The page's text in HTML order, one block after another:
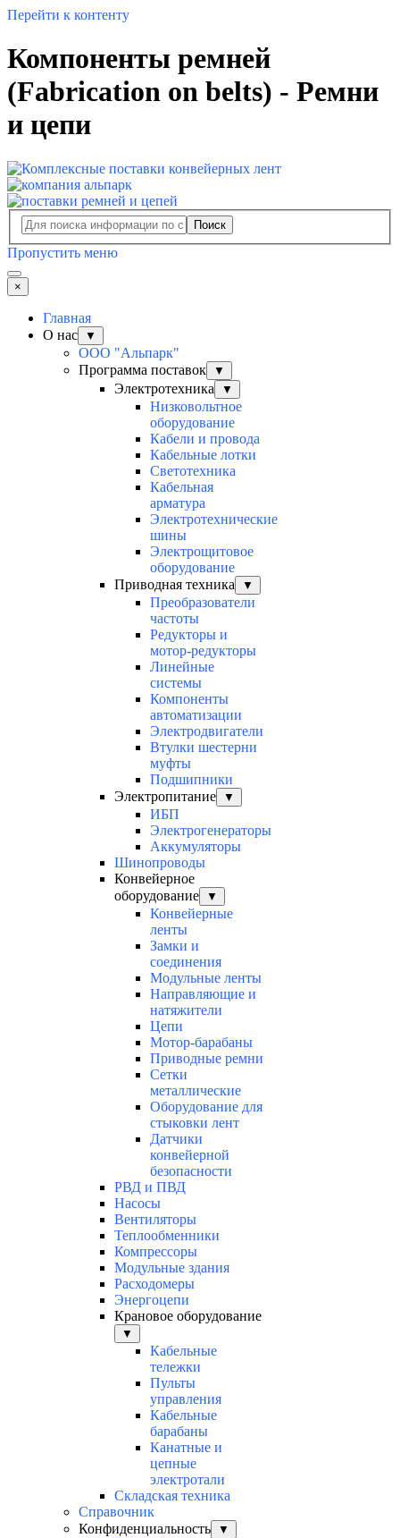
Перейти к контенту
Компоненты ремней
(Fabrication on belts) - Ремни
и цепи
Поиск
Пропустить меню
×
Главная
О нас
▼
ООО "Альпарк"
Программа поставок
▼
Электротехника ▼
Низковольтное
оборудование
Кабели и провода
Кабельные лотки
Светотехника
Кабельная
арматура
Электротехнические
шины
Электрощитовое
оборудование
Приводная техника
▼
Преобразователи
частоты
Редукторы и
мотор-редукторы
Линейные
системы
Компоненты
автоматизации
Электродвигатели
Втулки шестерни
муфты
Подшипники
Электропитание
▼
ИБП
Электрогенераторы
Аккумуляторы
Шинопроводы
Конвейерное
оборудование
▼
Конвейерные
ленты
Замки и
соединения
Модульные ленты
Направляющие и
натяжители
Цепи
Мотор-барабаны
Приводные ремни
Сетки
металлические
Оборудование для
стыковки лент
Датчики
конвейерной
безопасности
РВД и ПВД
Насосы
Вентиляторы
Теплообменники
Компрессоры
Модульные здания
Расходомеры
Энергоцепи
Крановое оборудование
▼
Кабельные
тележки
Пульты
управления
Кабельные
барабаны
Канатные и
цепные
электротали
Складская техника
Справочник
Конфиденциальность
▼